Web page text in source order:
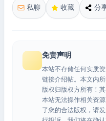
私聊 收藏 分
免责声明
本站不存储任何实质
链接介绍帖。本文内
版权归版权方所有！
本站无法操作相关资
了您的合法版权，请